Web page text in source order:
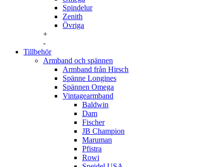
Spindelur
Zenith
Övriga
+
-
Tillbehör
Armband och spännen
Armband från Hirsch
Spänne Longines
Spännen Omega
Vintagearmband
Baldwin
Dam
Fischer
JB Champion
Maruman
Pfistra
Rowi